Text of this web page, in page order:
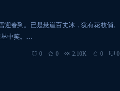
春到。已是悬崖百丈冰，犹有花枝俏。
丛中笑。…
0 0 2.10K 0 0